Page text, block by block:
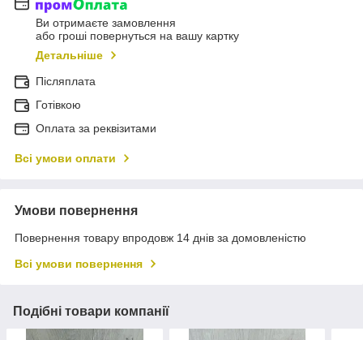
Ви отримаєте замовлення
або гроші повернуться на вашу картку
Детальніше
Післяплата
Готівкою
Оплата за реквізитами
Всі умови оплати
Умови повернення
Повернення товару впродовж 14 днів за домовленістю
Всі умови повернення
Подібні товари компанії